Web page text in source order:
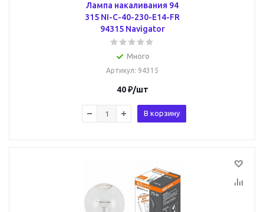
Лампа накаливания 94
315 NI-C-40-230-E14-FR
94315 Navigator
Много
Артикул: 94315
40₽/шт
В корзину